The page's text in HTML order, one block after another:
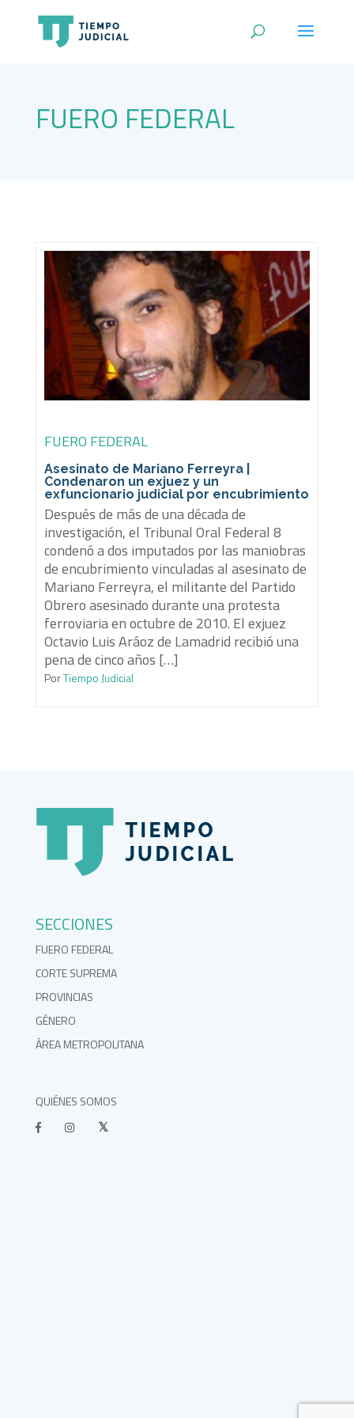
FUERO FEDERAL
FUERO FEDERAL
Asesinato de Mariano Ferreyra |
Condenaron un exjuez y un
exfuncionario judicial por encubrimiento
Después de más de una década de
investigación, el Tribunal Oral Federal 8
condenó a dos imputados por las maniobras
de encubrimiento vinculadas al asesinato de
Mariano Ferreyra, el militante del Partido
Obrero asesinado durante una protesta
ferroviaria en octubre de 2010. El exjuez
Octavio Luis Aráoz de Lamadrid recibió una
pena de cinco años […]
PorTiempo Judicial
SECCIONES
FUERO FEDERAL
CORTE SUPREMA
PROVINCIAS
GÉNERO
ÁREA METROPOLITANA
QUIÉNES SOMOS